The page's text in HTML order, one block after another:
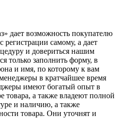
дает возможность покупателю
регистрации самому, а дает
и довериться нашим
только заполнить форму, в
и имя, по которому к вам
в кратчайшее время
имеют богатый опыт в
а также владеют полной
и наличию, а также
товара. Они уточнят и